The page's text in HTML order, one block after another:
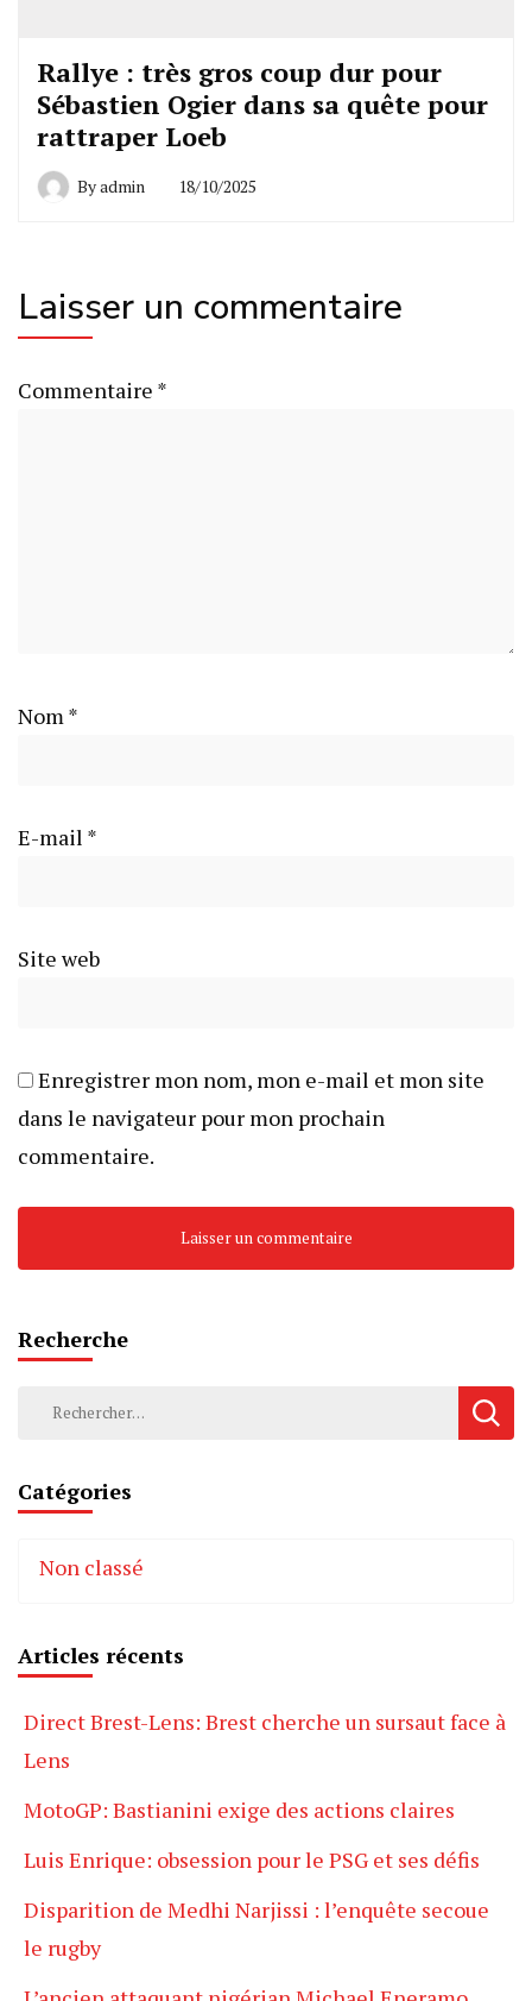
Rallye : très gros coup dur pour
Sébastien Ogier dans sa quête pour
rattraper Loeb
Byadmin 18/10/2025
Laisser un commentaire
Commentaire *
Nom *
E-mail *
Site web
Enregistrer mon nom, mon e-mail et mon site
dans le navigateur pour mon prochain
commentaire.
Recherche
Rechercher :
Catégories
Non classé
Articles récents
Direct Brest-Lens: Brest cherche un sursaut face à
Lens
MotoGP: Bastianini exige des actions claires
Luis Enrique: obsession pour le PSG et ses défis
Disparition de Medhi Narjissi : l’enquête secoue
le rugby